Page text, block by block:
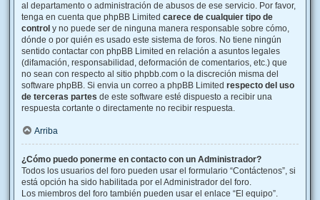
al departamento o administración de abusos de ese servicio. Por favor,
tenga en cuenta que phpBB Limited carece de cualquier tipo de
control y no puede ser de ninguna manera responsable sobre cómo,
dónde o por quién es usado este sistema de foros. No tiene ningún
sentido contactar con phpBB Limited en relación a asuntos legales
(difamación, responsabilidad, deformación de comentarios, etc.) que
no sean con respecto al sitio phpbb.com o la discreción misma del
software phpBB. Si envia un correo a phpBB Limited respecto del uso
de terceras partes de este software esté dispuesto a recibir una
respuesta cortante o directamente no recibir respuesta.
Arriba
¿Cómo puedo ponerme en contacto con un Administrador?
Todos los usuarios del foro pueden usar el formulario “Contáctenos”, si
está opción ha sido habilitada por el Administrador del foro.
Los miembros del foro también pueden usar el enlace “El equipo”.